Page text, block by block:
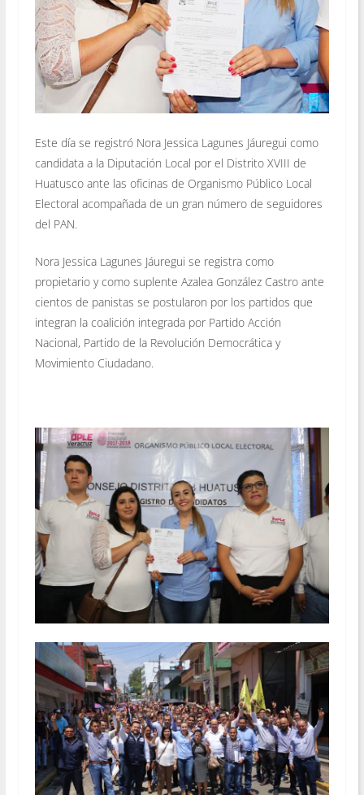
Este día se registró Nora Jessica Lagunes Jáuregui como
candidata a la Diputación Local por el Distrito XVIII de
Huatusco ante las oficinas de Organismo Público Local
Electoral acompañada de un gran número de seguidores
del PAN.
Nora Jessica Lagunes Jáuregui se registra como
propietario y como suplente Azalea González Castro ante
cientos de panistas se postularon por los partidos que
integran la coalición integrada por Partido Acción
Nacional, Partido de la Revolución Democrática y
Movimiento Ciudadano.